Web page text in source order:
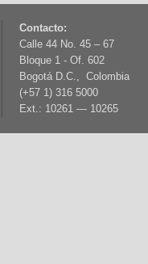
Contacto:
Calle 44 No. 45 – 67
Bloque 1 - Of. 602
Bogotá D.C., Colombia
(+57 1) 316 5000
Ext.: 10261 — 10265